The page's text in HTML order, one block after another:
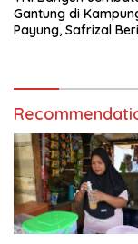
Gantung di
Payung, Safrizal Beri